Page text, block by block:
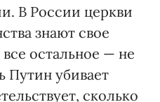
В России церкви
знают свое
остальное — не
Путин убивает
сколько